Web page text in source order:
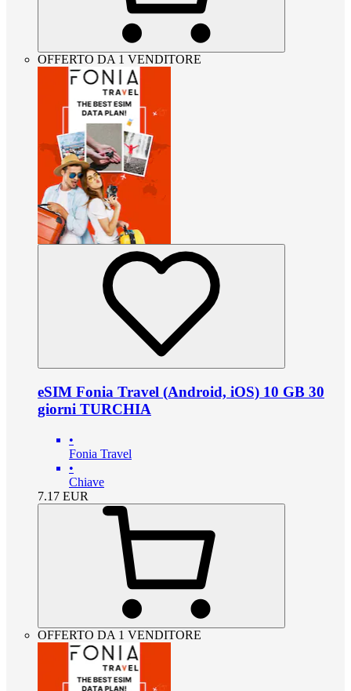
OFFERTO DA 1 VENDITORE
eSIM Fonia Travel (Android, iOS) 10 GB 30
giorni TURCHIA
•
Fonia Travel
•
Chiave
7.17 EUR
OFFERTO DA 1 VENDITORE